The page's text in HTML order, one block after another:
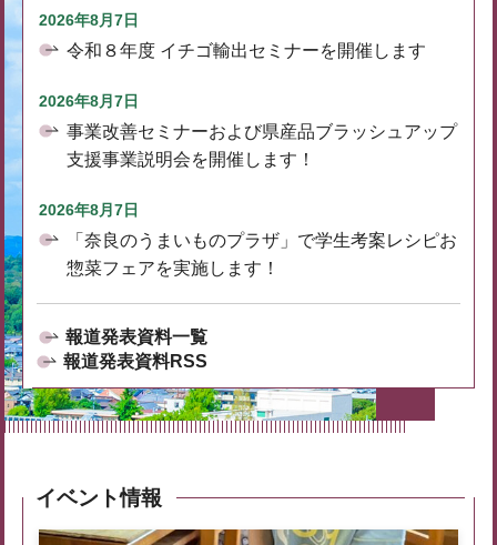
2026年8月7日
令和８年度 イチゴ輸出セミナーを開催します
2026年8月7日
事業改善セミナーおよび県産品ブラッシュアップ
支援事業説明会を開催します！
2026年8月7日
「奈良のうまいものプラザ」で学生考案レシピお
惣菜フェアを実施します！
報道発表資料一覧
報道発表資料RSS
イベント情報